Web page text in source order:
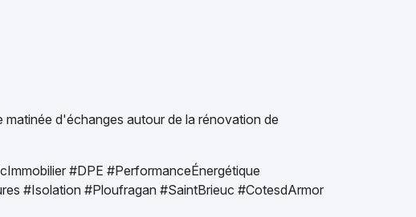
d'échanges autour de la rénovation de
#DPE #PerformanceÉnergétique
#Isolation #Ploufragan #SaintBrieuc #CotesdArmor